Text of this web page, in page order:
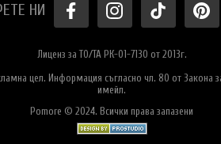
НИ
Лиценз за ТО/ТА РК-01-7130 от 2013г.
цел. Информация съгласно чл. 80 от
имейл.
Pomore © 2024. Всички права запазени